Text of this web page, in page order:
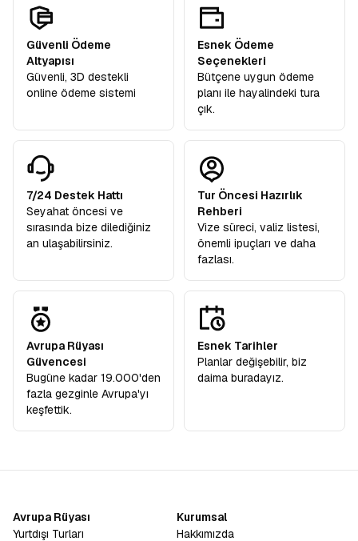
Güvenli Ödeme
Altyapısı
Güvenli, 3D destekli
online ödeme sistemi
Esnek Ödeme
Seçenekleri
Bütçene uygun ödeme
planı ile hayalindeki tura
çık.
7/24 Destek Hattı
Seyahat öncesi ve
sırasında bize dilediğiniz
an ulaşabilirsiniz.
Tur Öncesi Hazırlık
Rehberi
Vize süreci, valiz listesi,
önemli ipuçları ve daha
fazlası.
Avrupa Rüyası
Güvencesi
Bugüne kadar 19.000'den
fazla gezginle Avrupa'yı
keşfettik.
Esnek Tarihler
Planlar değişebilir, biz
daima buradayız.
Avrupa Rüyası
Yurtdışı Turları
Kurumsal
Hakkımızda